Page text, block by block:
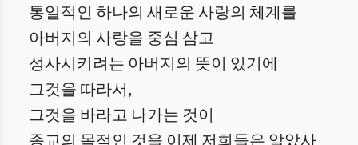
통일적인 하나의 새로운 사랑의 체계를
아버지의 사랑을 중심 삼고
성사시키려는 아버지의 뜻이 있기에
그것을 따라서,
그것을 바라고 나가는 것이